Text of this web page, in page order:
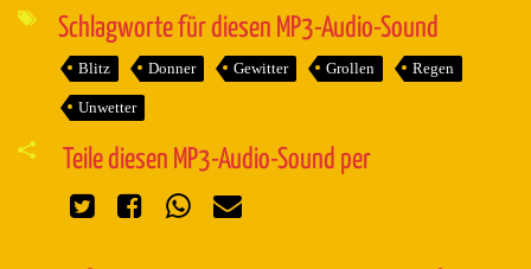
Schlagworte für diesen MP3-Audio-Sound
Blitz Donner Gewitter Grollen Regen
Unwetter
Teile diesen MP3-Audio-Sound per